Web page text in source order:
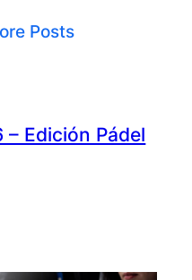
Posts
– Edición Pádel